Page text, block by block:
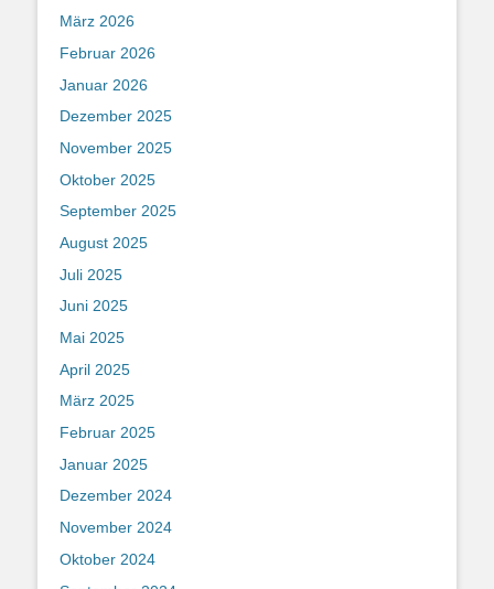
März 2026
Februar 2026
Januar 2026
Dezember 2025
November 2025
Oktober 2025
September 2025
August 2025
Juli 2025
Juni 2025
Mai 2025
April 2025
März 2025
Februar 2025
Januar 2025
Dezember 2024
November 2024
Oktober 2024